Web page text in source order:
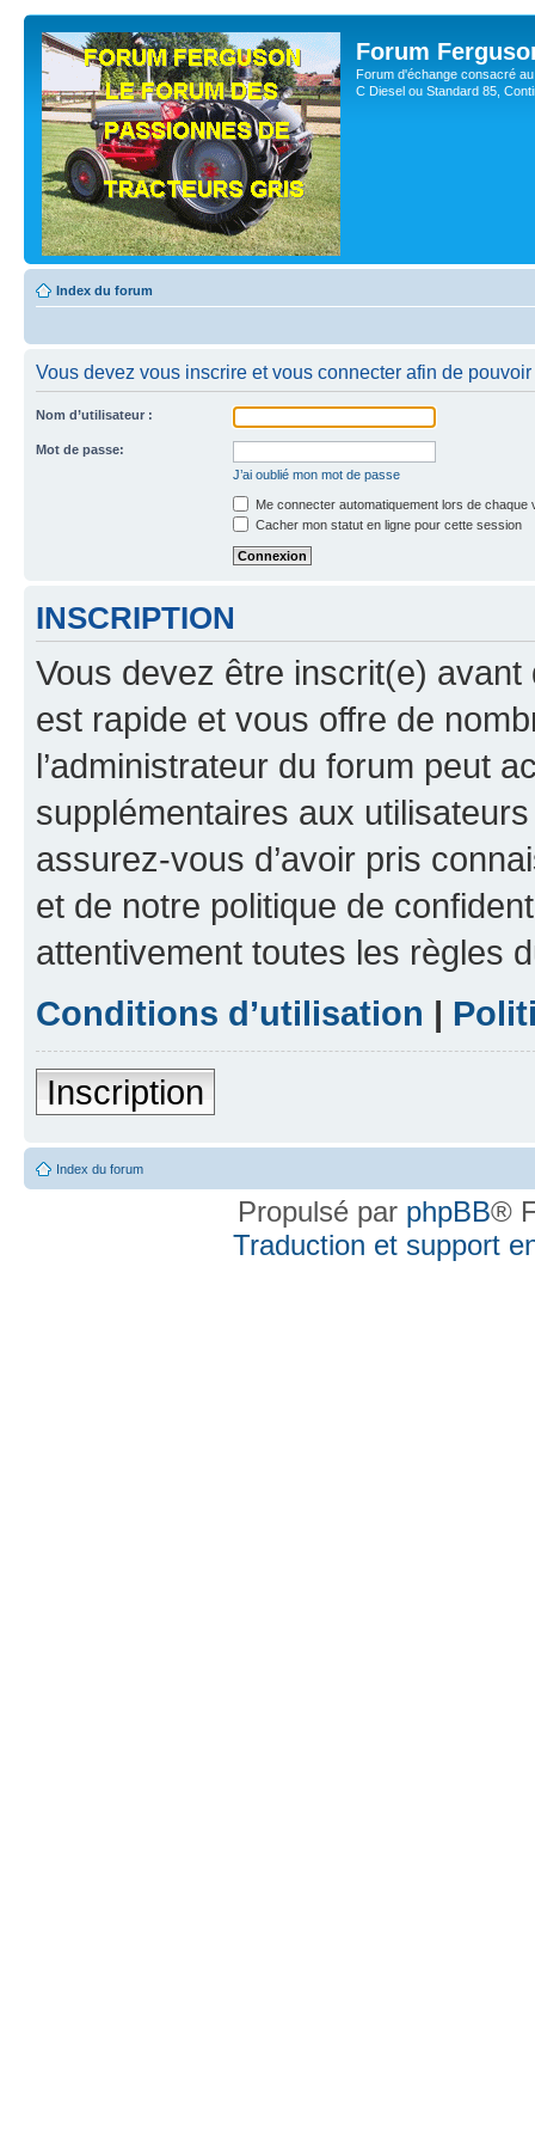
Forum
Forum d'échange consacré
C Diesel ou Standard 85,
Index du forum
Vous devez vous inscrire et vous connecter afin de
Nom d’utilisateur :
Mot de passe:
J’ai oublié mon mot de passe
Me connecter automatiquement lors de chaque
Cacher mon statut en ligne pour cette session
INSCRIPTION
Vous devez être inscrit(e) avant
est rapide et vous offre de
l’administrateur du forum peut
supplémentaires aux
assurez-vous d’avoir pris
et de notre politique de
attentivement toutes les règles
Conditions d’utilisation |
Inscription
Index du forum
Propulsé par phpBB®
Traduction et support